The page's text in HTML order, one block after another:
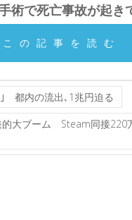
術で死亡事故が起き
この記事を読む
都内の流出､1兆円迫る
的大ブーム Steam同接